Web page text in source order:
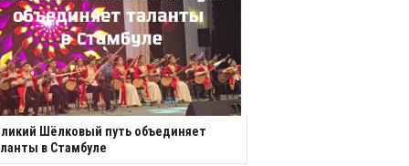
Шёлковый путь объединяет
в Стамбуле